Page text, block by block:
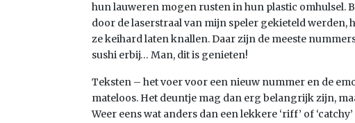
hun lauweren mogen rusten in hun plastic omhulsel.
door de laserstraal van mijn speler gekieteld werden,
ze keihard laten knallen. Daar zijn de meeste
sushi erbij… Man, dit is genieten!
Teksten – het voer voor een nieuw nummer en de
mateloos. Het deuntje mag dan erg belangrijk zijn,
Weer eens wat anders dan een lekkere ‘riff’ of